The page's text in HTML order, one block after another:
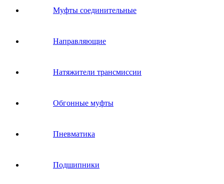
Муфты соединительные
Направляющие
Натяжители трансмиссии
Обгонные муфты
Пневматика
Подшипники